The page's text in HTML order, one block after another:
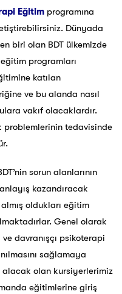
Eğitim programına
Dünyada
biri olan BDT ülkemizde
programları
katılan
ve bu alanda nasıl
vakıf olacaklardır.
problemlerinin tedavisinde
sorun alanlarının
kazandıracak
oldukları eğitim
Genel olarak
davranışçı psikoterapi
sağlamaya
olan kursiyerlerimiz
eğitimlerine giriş